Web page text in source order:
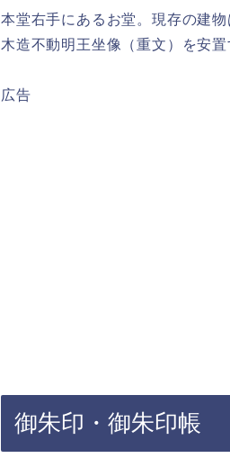
本堂右手にあるお堂。現存の建
木造不動明王坐像（重文）を安置
広告
御朱印・御朱印帳